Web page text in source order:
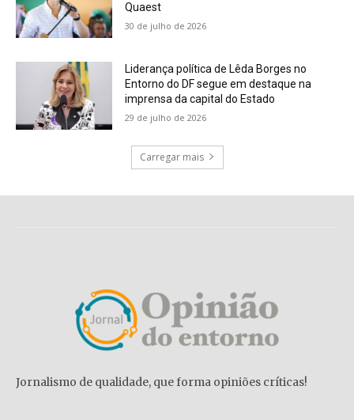
Quaest
30 de julho de 2026
Liderança política de Lêda Borges no
Entorno do DF segue em destaque na
imprensa da capital do Estado
29 de julho de 2026
Carregar mais
Jornalismo de qualidade, que forma opiniões críticas!